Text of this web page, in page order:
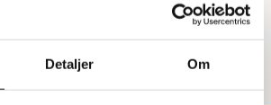
Detaljer Om